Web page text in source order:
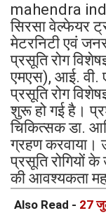
mahendra
सिरसा वेल्फेयर
मेटरनिटी एवं
प्रसूति रोग
एमएस), आई. वी.
प्रसूति रोग
शुरू हो गई है।
चिकित्सक डा.
ग्रहण करवाया।
प्रसूति रोगियों
की आवश्यकता
Also Read - 27